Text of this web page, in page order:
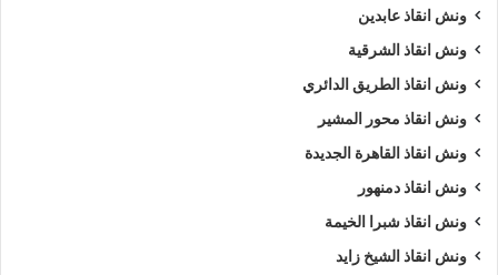
ونش انقاذ عابدين
ونش انقاذ الشرقية
ونش انقاذ الطريق الدائري
ونش انقاذ محور المشير
ونش انقاذ القاهرة الجديدة
ونش انقاذ دمنهور
ونش انقاذ شبرا الخيمة
ونش انقاذ الشيخ زايد